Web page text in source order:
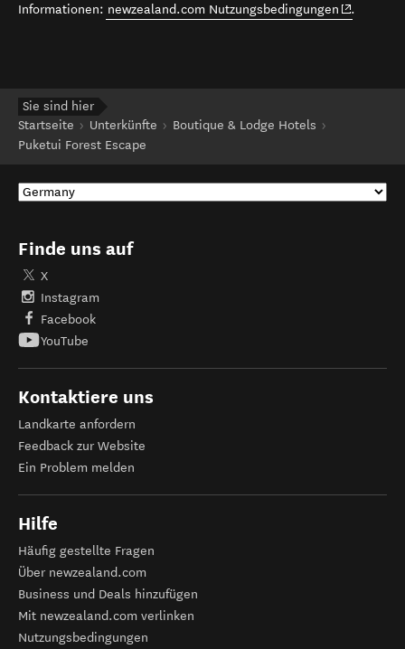
Informationen: newzealand.com Nutzungsbedingungen (opens in
.
Sie sind hier
Startseite
Unterkünfte
Boutique & Lodge Hotels
Puketui Forest Escape
Finde uns auf
X
Instagram
Facebook
YouTube
Kontaktiere uns
Landkarte anfordern
Feedback zur Website
Ein Problem melden
Hilfe
Häufig gestellte Fragen
Über newzealand.com
Business und Deals hinzufügen
Mit newzealand.com verlinken
Nutzungsbedingungen